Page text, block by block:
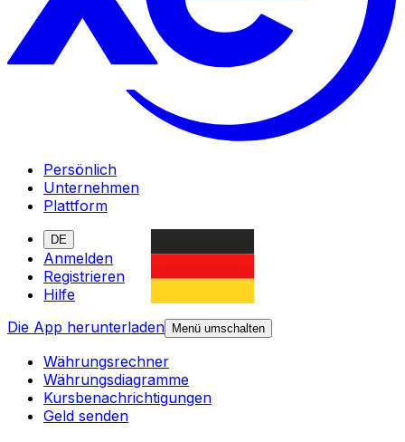
Persönlich
Unternehmen
Plattform
DE
Anmelden
Registrieren
Hilfe
Die App herunterladen
Menü umschalten
Währungsrechner
Währungsdiagramme
Kursbenachrichtigungen
Geld senden